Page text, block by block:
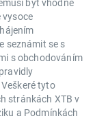
vysoce
seznámit se s
s obchodováním
tyto
stránkách XTB v
a Podmínkách